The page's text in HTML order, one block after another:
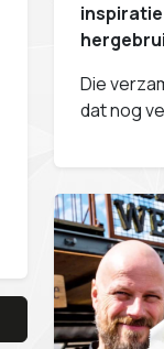
Die
dat nog